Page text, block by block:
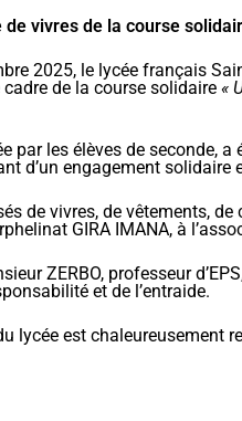
vivres de la course
2025, le lycée français
de la course solidaire «
par les élèves de seconde,
d’un engagement solidaire
de vivres, de vêtements,
GIRA IMANA, à
ZERBO, professeur
et de l’entraide.
lycée est chaleureusement